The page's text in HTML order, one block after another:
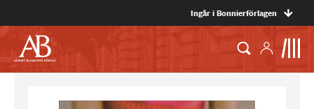
Ingår i Bonnierförlagen